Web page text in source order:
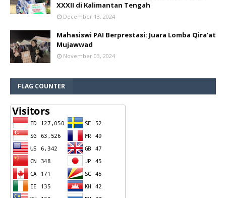
XXXII di Kalimantan Tengah
December 13, 2024
Mahasiswi PAI Berprestasi: Juara Lomba Qira’at
Mujawwad
November 03, 2024
FLAG COUNTER